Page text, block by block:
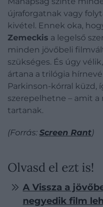
újraforgatnak vagy
kivétel. Ennek oka,
Zemeckis a legelső
minden jövőbeli
szükséges. És úgy
ártana a trilógia
Parkinson-kórral küzd,
szerepelhetne – amit
tartanak.
(Forrás: Screen Rant)
Olvasd el ezt is!
A Vissza a
negyedik film